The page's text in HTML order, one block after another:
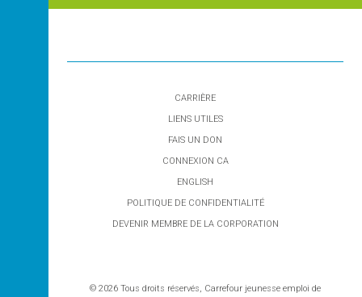
CARRIÈRE
LIENS UTILES
FAIS UN DON
CONNEXION CA
ENGLISH
POLITIQUE DE CONFIDENTIALITÉ
DEVENIR MEMBRE DE LA CORPORATION
© 2026 Tous droits réservés, Carrefour jeunesse emploi de